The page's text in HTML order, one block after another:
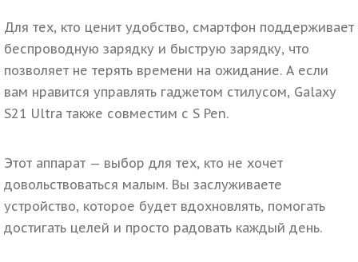
Для тех, кто ценит удобство, смартфон поддерживает
беспроводную зарядку и быструю зарядку, что
позволяет не терять времени на ожидание. А если
вам нравится управлять гаджетом стилусом, Galaxy
S21 Ultra также совместим с S Pen.
Этот аппарат — выбор для тех, кто не хочет
довольствоваться малым. Вы заслуживаете
устройство, которое будет вдохновлять, помогать
достигать целей и просто радовать каждый день.